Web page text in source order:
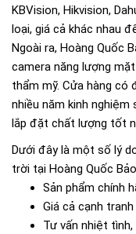
KBVision, Hikvision,
loại, giá cả khác nhau
Ngoài ra, Hoàng Quốc
camera năng lượng
thẩm mỹ. Cửa hàng có
nhiều năm kinh nghiệm
lắp đặt chất lượng tốt
Dưới đây là một số lý
trời tại Hoàng Quốc
Sản phẩm chính
Giá cả cạnh tranh
Tư vấn nhiệt tình,